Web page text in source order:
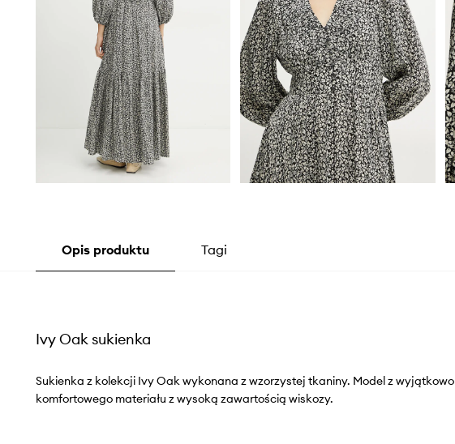
Opis produktu Tagi
Ivy Oak sukienka
Sukienka z kolekcji Ivy Oak wykonana z wzorzystej tkaniny. Model z wyjątkowo
komfortowego materiału z wysoką zawartością wiskozy.